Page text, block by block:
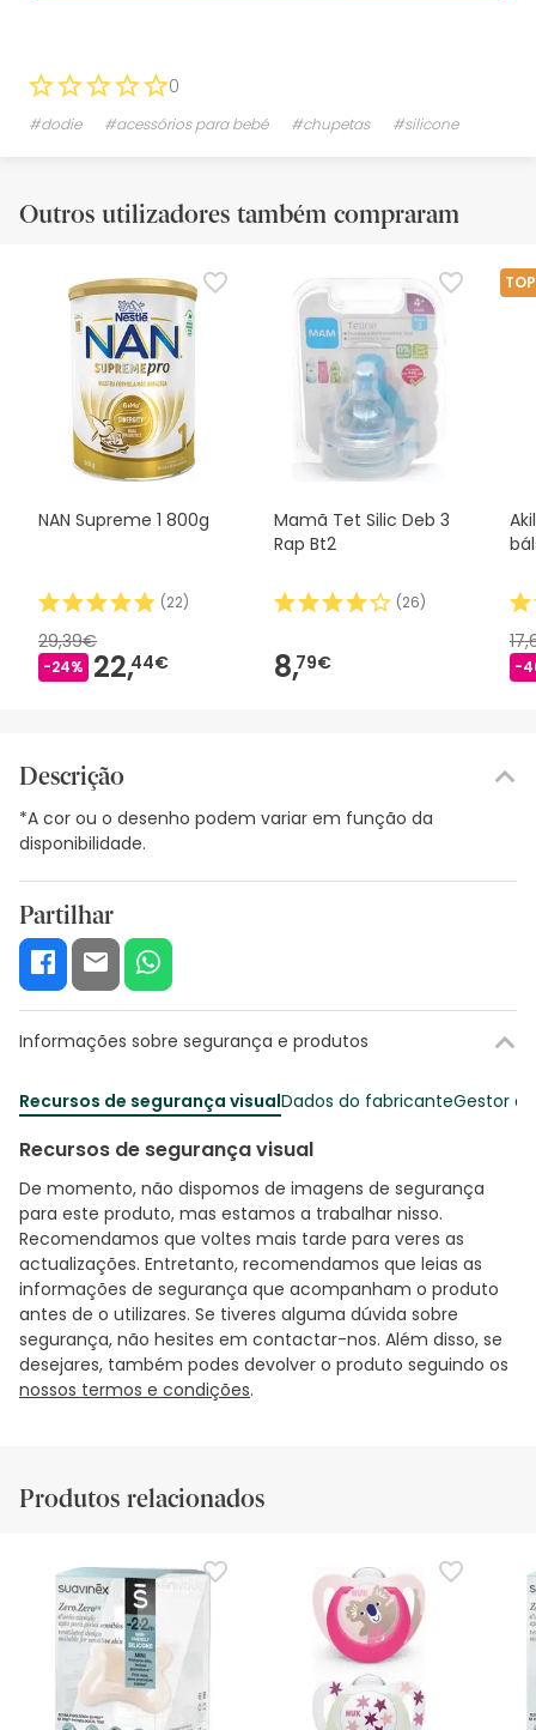
0
#dodie #acessórios para bebé #chupetas #silicone
Outros utilizadores também compraram
NAN Supreme 1 800g
(22)
29,39€
-24% 22,44€
Mamã Tet Silic Deb 3
Rap Bt2
(26)
8,79€ -
Descrição
*A cor ou o desenho podem variar em função da
disponibilidade.
Partilhar
Informações sobre segurança e produtos
Recursos de segurança visualDados do fabricanteGestor
Recursos de segurança visual
De momento, não dispomos de imagens de segurança
para este produto, mas estamos a trabalhar nisso.
Recomendamos que voltes mais tarde para veres as
actualizações. Entretanto, recomendamos que leias as
informações de segurança que acompanham o produto
antes de o utilizares. Se tiveres alguma dúvida sobre
segurança, não hesites em contactar-nos. Além disso, se
desejares, também podes devolver o produto seguindo os
nossos termos e condições.
Produtos relacionados